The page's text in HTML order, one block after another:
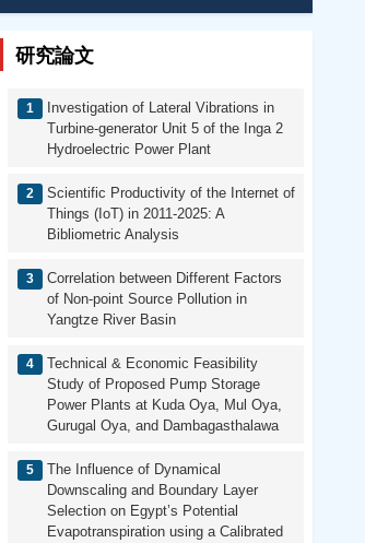
研究論文
Investigation of Lateral Vibrations in
Turbine-generator Unit 5 of the Inga 2
Hydroelectric Power Plant
Scientific Productivity of the Internet of
Things (IoT) in 2011-2025: A
Bibliometric Analysis
Correlation between Different Factors
of Non-point Source Pollution in
Yangtze River Basin
Technical & Economic Feasibility
Study of Proposed Pump Storage
Power Plants at Kuda Oya, Mul Oya,
Gurugal Oya, and Dambagasthalawa
The Influence of Dynamical
Downscaling and Boundary Layer
Selection on Egypt’s Potential
Evapotranspiration using a Calibrated